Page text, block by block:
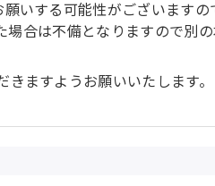
いする可能性がございますの
合は不備となりますので別の
ますようお願いいたします。